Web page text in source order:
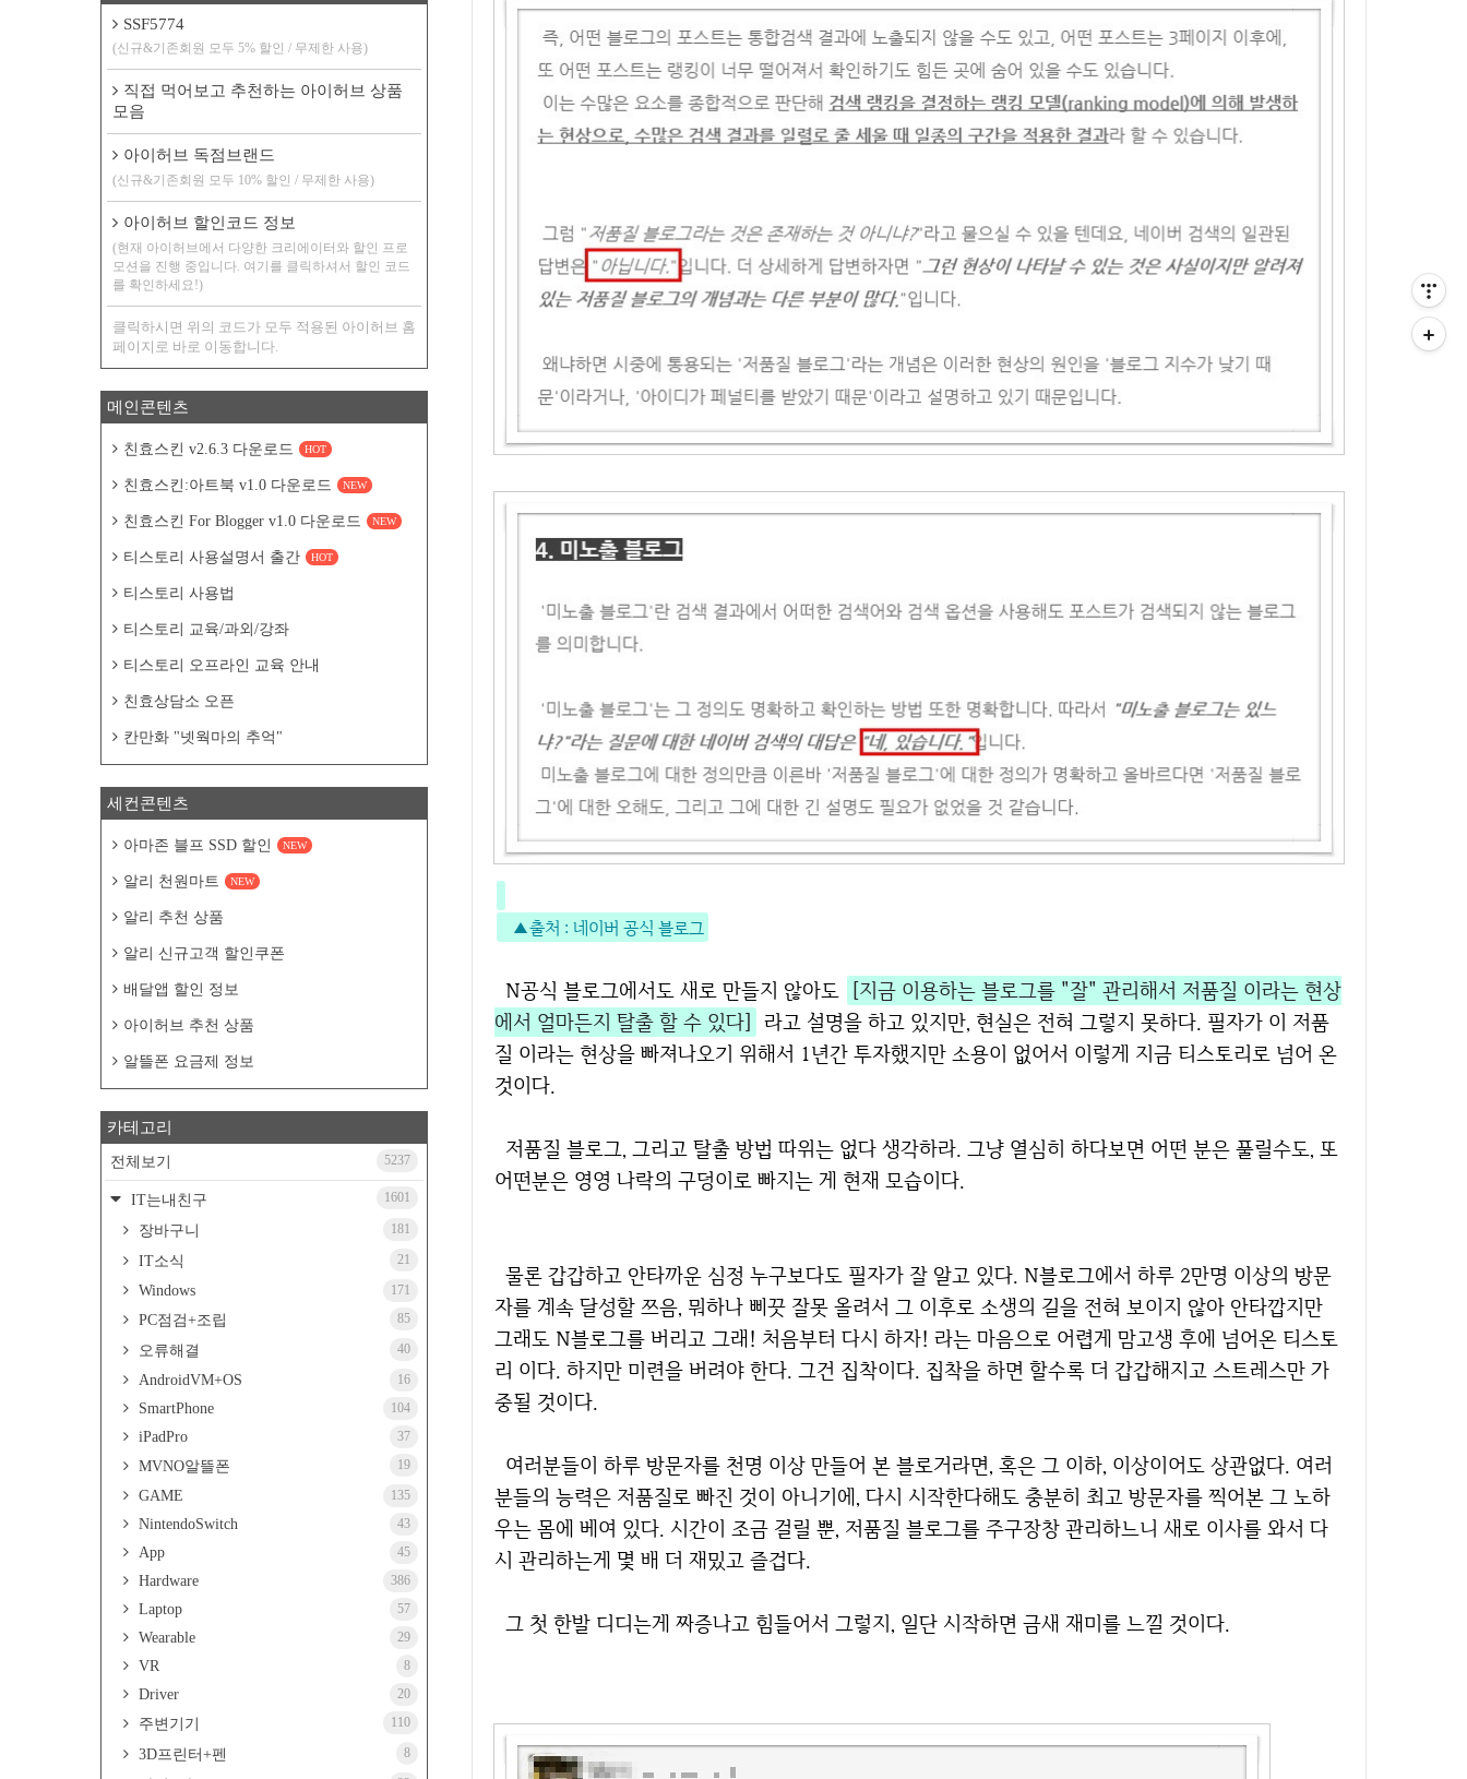
▲출처 : 네이버 공식 블로그
N공식 블로그에서도 새로 만들지 않아도 [지금 이용하는 블로그를 "잘" 관리해서 저품질 이라는 현상
에서 얼마든지 탈출 할 수 있다] 라고 설명을 하고 있지만, 현실은 전혀 그렇지 못하다. 필자가 이 저품
질 이라는 현상을 빠져나오기 위해서 1년간 투자했지만 소용이 없어서 이렇게 지금 티스토리로 넘어 온
것이다.
저품질 블로그, 그리고 탈출 방법 따위는 없다 생각하라. 그냥 열심히 하다보면 어떤 분은 풀릴수도, 또
어떤분은 영영 나락의 구덩이로 빠지는 게 현재 모습이다.
물론 갑갑하고 안타까운 심정 누구보다도 필자가 잘 알고 있다. N블로그에서 하루 2만명 이상의 방문
자를 계속 달성할 쯔음, 뭐하나 삐끗 잘못 올려서 그 이후로 소생의 길을 전혀 보이지 않아 안타깝지만
그래도 N블로그를 버리고 그래! 처음부터 다시 하자! 라는 마음으로 어렵게 맘고생 후에 넘어온 티스토
리 이다. 하지만 미련을 버려야 한다. 그건 집착이다. 집착을 하면 할수록 더 갑갑해지고 스트레스만 가
중될 것이다.
여러분들이 하루 방문자를 천명 이상 만들어 본 블로거라면, 혹은 그 이하, 이상이어도 상관없다. 여러
분들의 능력은 저품질로 빠진 것이 아니기에, 다시 시작한다해도 충분히 최고 방문자를 찍어본 그 노하
우는 몸에 베여 있다. 시간이 조금 걸릴 뿐, 저품질 블로그를 주구장창 관리하느니 새로 이사를 와서 다
시 관리하는게 몇 배 더 재밌고 즐겁다.
그 첫 한발 디디는게 짜증나고 힘들어서 그렇지, 일단 시작하면 금새 재미를 느낄 것이다.
SSF5774
(신규&기존회원 모두 5% 할인 / 무제한 사용)
직접 먹어보고 추천하는 아이허브 상품
모음
아이허브 독점브랜드
(신규&기존회원 모두 10% 할인 / 무제한 사용)
아이허브 할인코드 정보
(현재 아이허브에서 다양한 크리에이터와 할인 프로
모션을 진행 중입니다. 여기를 클릭하셔서 할인 코드
를 확인하세요!)
클릭하시면 위의 코드가 모두 적용된 아이허브 홈
페이지로 바로 이동합니다.
메인콘텐츠
친효스킨 v2.6.3 다운로드 HOT
친효스킨:아트북 v1.0 다운로드 NEW
친효스킨 For Blogger v1.0 다운로드 NEW
티스토리 사용설명서 출간 HOT
티스토리 사용법
티스토리 교육/과외/강좌
티스토리 오프라인 교육 안내
친효상담소 오픈
칸만화 "넷웍마의 추억"
세컨콘텐츠
아마존 블프 SSD 할인 NEW
알리 천원마트 NEW
알리 추천 상품
알리 신규고객 할인쿠폰
배달앱 할인 정보
아이허브 추천 상품
알뜰폰 요금제 정보
카테고리
전체보기 5237
IT는내친구 1601
장바구니 181
IT소식 21
Windows 171
PC점검+조립 85
오류해결 40
AndroidVM+OS 16
SmartPhone 104
iPadPro 37
MVNO알뜰폰 19
GAME 135
NintendoSwitch 43
App 45
Hardware 386
Laptop 57
Wearable 29
VR 8
Driver 20
주변기기 110
3D프린터+펜 8